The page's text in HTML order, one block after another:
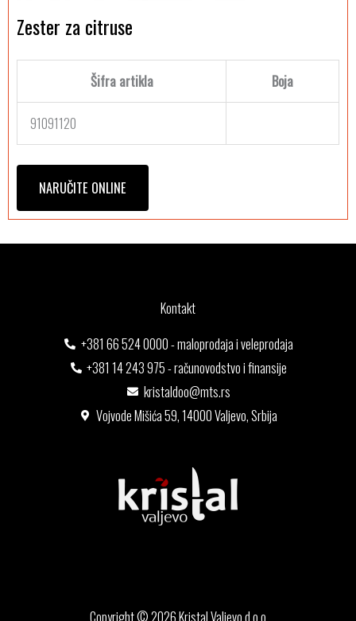
Zester za citruse
Šifra artikla Boja
91091120
NARUČITE ONLINE
Kontakt
+381 66 524 0000 - maloprodaja i veleprodaja
+381 14 243 975 - računovodstvo i finansije
kristaldoo@mts.rs
Vojvode Mišića 59, 14000 Valjevo, Srbija
Copyright © 2026 Kristal Valjevo d.o.o